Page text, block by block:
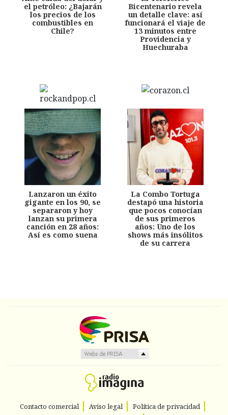
el petróleo: ¿Bajarán
los precios de los
combustibles en
Chile?
Bicentenario revela
un detalle clave: así
funcionará el viaje de
13 minutos entre
Providencia y
Huechuraba
Lanzaron un éxito
gigante en los 90, se
separaron y hoy
lanzan su primera
canción en 28 años:
Así es como suena
La Combo Tortuga
destapó una historia
que pocos conocían
de sus primeros
años: Uno de los
shows más insólitos
de su carrera
Contacto comercial Aviso legal
Política de privacidad